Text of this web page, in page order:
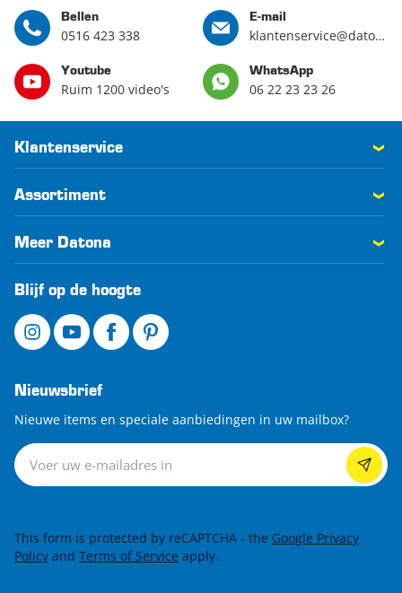
Bellen
0516 423 338
E-mail
klantenservice@datona.nl
Youtube
Ruim 1200 video's
WhatsApp
06 22 23 23 26
Klantenservice
Assortiment
Meer Datona
Blijf op de hoogte
Nieuwsbrief
Nieuwe items en speciale aanbiedingen in uw mailbox?
Nieuwsbrief
This form is protected by reCAPTCHA - the Google Privacy
Policy and Terms of Service apply.